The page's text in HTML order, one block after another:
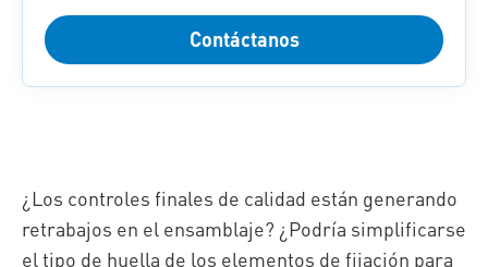
Contáctanos
¿Los controles finales de calidad están generando
retrabajos en el ensamblaje? ¿Podría simplificarse
el tipo de huella de los elementos de fijación para